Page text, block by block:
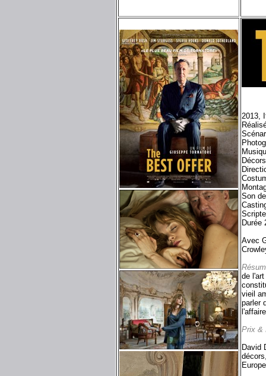
2013,
Son
Durée
Avec
de
vieil
parler
Prix &
David